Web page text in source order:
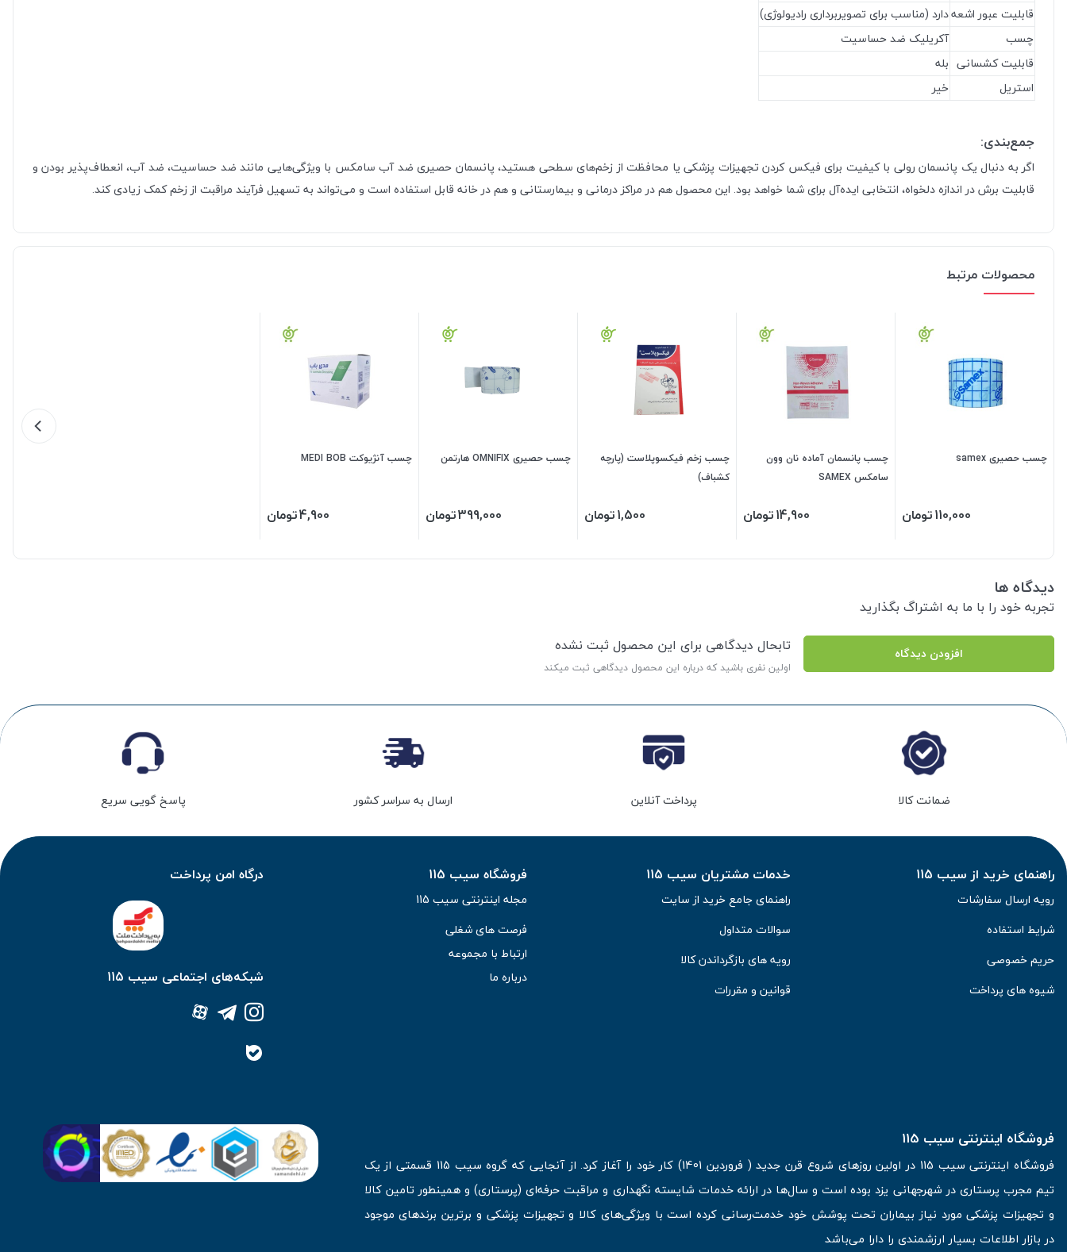
قابلیت عبور اشعهدارد (مناسب برای تصویربرداری رادیولوژی)
چسب
آکریلیک ضد حساسیت
قابلیت کشسانی بله
استریل
خیر
جمع‌بندی:
اگر به دنبال یک پانسمان رولی با کیفیت برای فیکس کردن تجهیزات پزشکی یا محافظت از زخم‌های سطحی هستید، پانسمان حصیری ضد آب سامکس با ویژگی‌هایی مانند ضد حساسیت، ضد آب، انعطاف‌پذیر بودن و
قابلیت برش در اندازه دلخواه، انتخابی ایده‌آل برای شما خواهد بود. این محصول هم در مراکز درمانی و بیمارستانی و هم در خانه قابل استفاده است و می‌تواند به تسهیل فرآیند مراقبت از زخم کمک زیادی کند.
محصولات مرتبط
چسب حصیری samex
110,000تومان
چسب پانسمان آماده نان وون
سامکس SAMEX
14,900تومان
چسب زخم فیکسوپلاست (پارچه
کشباف)
1,500تومان
چسب حصیری OMNIFIX هارتمن
399,000تومان
چسب آنژیوکت MEDI BOB
4,900تومان
دیدگاه ها
تجربه خود را با ما به اشتراگ بگذارید
افزودن دیدگاه تابحال دیدگاهی برای این محصول ثبت نشده
اولین نفری باشید که درباره این محصول دیدگاهی ثبت میکند
ضمانت کالا پرداخت آنلاین ارسال به سراسر کشور پاسخ گویی سریع
راهنمای خرید از سیب 115
رویه ارسال سفارشات
شرایط استفاده
حریم خصوصی
شیوه های پرداخت
خدمات مشتریان سیب 115
راهنمای جامع خرید از سایت
سوالات متداول
رویه های بازگرداندن کالا
قوانین و مقررات
فروشگاه سیب 115
مجله اینترنتی سیب 115
فرصت های شغلی
ارتباط با مجموعه
درباره ما
درگاه امن پرداخت
شبکه‌های اجتماعی سیب 115
فروشگاه اینترنتی سیب 115
فروشگاه اینترنتی سیب 115 در اولین روزهای شروع قرن جدید ( فروردین 1401) کار خود را آغاز کرد. از آنجایی که گروه سیب 115 قسمتی از یک
تیم مجرب پرستاری در شهرجهانی یزد بوده است و سال‌ها در ارائه خدمات شایسته نگهداری و مراقبت حرفه‌ای (پرستاری) و همینطور تامین کالا
و تجهیزات پزشکی مورد نیاز بیماران تحت پوشش خود خدمت‌رسانی کرده است با ویژگی‌های کالا و تجهیزات پزشکی و برترین برندهای موجود
در بازار اطلاعات بسیار ارزشمندی را دارا می‌باشد